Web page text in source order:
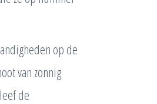
op de
van zonnig
de